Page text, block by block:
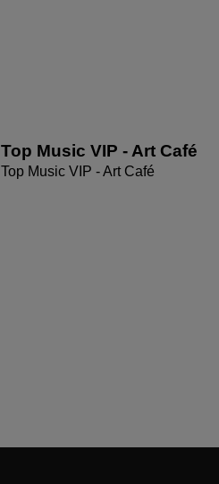
Top Music VIP - Art Café
Top Music VIP - Art Café